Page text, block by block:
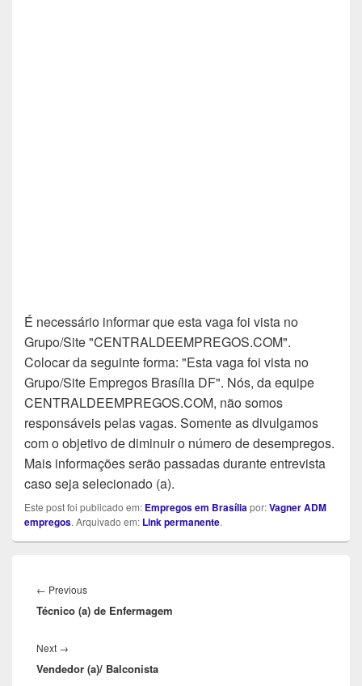
É necessário informar que esta vaga foi vista no
Grupo/Site "CENTRALDEEMPREGOS.COM".
Colocar da seguinte forma: "Esta vaga foi vista no
Grupo/Site Empregos Brasília DF". Nós, da equipe
CENTRALDEEMPREGOS.COM, não somos
responsáveis pelas vagas. Somente as divulgamos
com o objetivo de diminuir o número de desempregos.
Mais informações serão passadas durante entrevista
caso seja selecionado (a).
Este post foi publicado em: Empregos em Brasíliapor:Vagner ADM
empregos. Arquivado em: Link permanente.
de
Post
← PreviousPrevious
post:
Técnico (a) de Enfermagem
Next →
post:
Vendedor (a)/ Balconista